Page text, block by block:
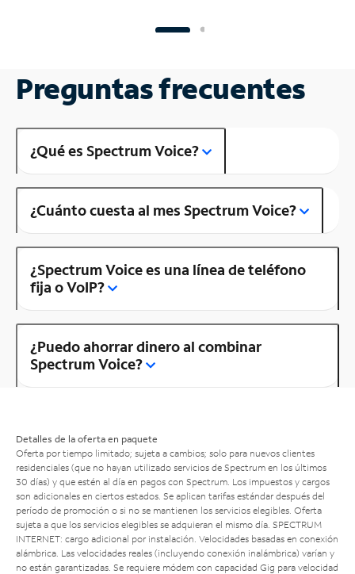
Preguntas frecuentes
¿Qué es Spectrum Voice?
¿Cuánto cuesta al mes Spectrum Voice?
¿Spectrum Voice es una línea de teléfono
fija o VoIP?
¿Puedo ahorrar dinero al combinar
Spectrum Voice?
Detalles de la oferta en paquete
Oferta por tiempo limitado; sujeta a cambios; solo para nuevos clientes
residenciales (que no hayan utilizado servicios de Spectrum en los últimos
30 días) y que estén al día en pagos con Spectrum. Los impuestos y cargos
son adicionales en ciertos estados. Se aplican tarifas estándar después del
período de promoción o si no se mantienen los servicios elegibles. Oferta
sujeta a que los servicios elegibles se adquieran el mismo día. SPECTRUM
INTERNET: cargo adicional por instalación. Velocidades basadas en conexión
alámbrica. Las velocidades reales (incluyendo conexión inalámbrica) varían y
no están garantizadas. Se requiere módem con capacidad Gig para velocidad